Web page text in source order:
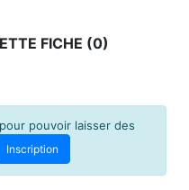
FICHE (0)
pouvoir laisser des
Inscription